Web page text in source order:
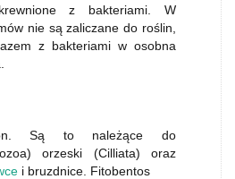
z bakteriami. W
nie są zaliczane do roślin,
z bakteriami w osobna
Są to należące do
orzeski (Cilliata) oraz
i bruzdnice. Fitobentos